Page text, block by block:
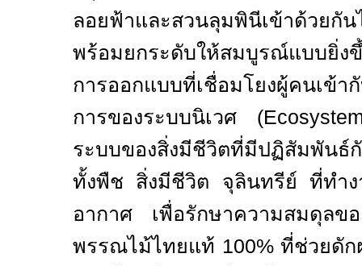
ลอยฟ้าและสวนลุมพินีเข้าด้วยกัน
พร้อมยกระดับให้สมบูรณ์แบบยิ่ง
การออกแบบที่เชื่อมโยงผู้คนเข้า
การของระบบนิเวศ (
ระบบของสิ่งมีชีวิตที่มีปฏิสัมพันธ์
ทั้งพืช สิ่งมีชีวิต จุลินทรีย์ ที่ทำ
อากาศ เพื่อรักษาความสมดุลข
พรรณไม้ไทยแท้ 100% ที่ช่วยดัก